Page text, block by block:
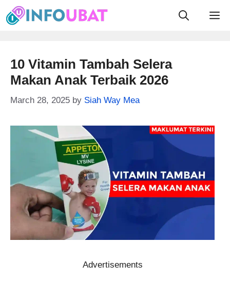
Skip
to
10 Vitamin Tambah Selera
Makan Anak Terbaik 2026
March 28, 2025 by Siah Way Mea
Advertisements